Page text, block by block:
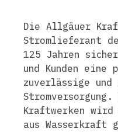
Die Allgäuer
Stromlieferant
125 Jahren
und Kunden eine
zuverlässige und
Kraftwerken
aus Wasserkraft